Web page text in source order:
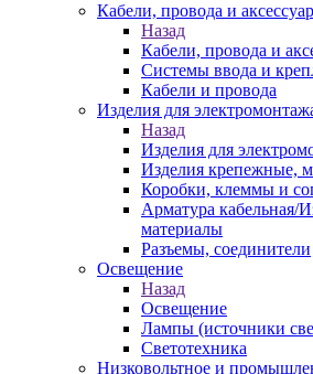
Кабели, провода и
Назад
Кабели, провода и
Системы ввода и
Кабели и провода
Изделия для
Назад
Изделия для
Изделия крепежные,
Коробки, клеммы и
Арматура кабельная/
материалы
Разъемы, соединители
Освещение
Назад
Освещение
Лампы (источники
Светотехника
Низковольтное и